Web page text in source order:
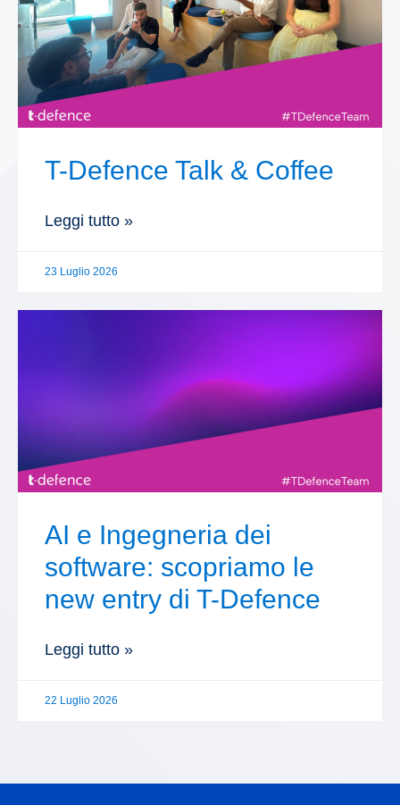
T-Defence Talk & Coffee
Leggi tutto »
23 Luglio 2026
AI e Ingegneria dei
software: scopriamo le
new entry di T-Defence
Leggi tutto »
22 Luglio 2026